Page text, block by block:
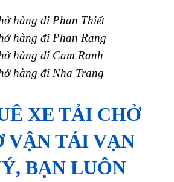
hàng đi Phan Thiết
hàng đi Phan Rang
hàng đi Cam Ranh
hàng đi Nha Trang
XE TẢI CHỞ
VẬN TẢI VẠN
BẠN LUÔN